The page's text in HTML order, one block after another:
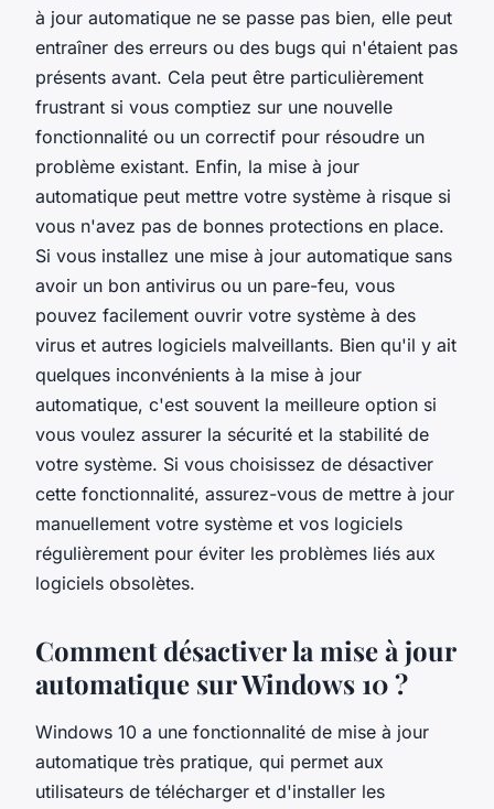
à jour automatique ne se passe pas bien, elle peut
entraîner des erreurs ou des bugs qui n'étaient pas
présents avant. Cela peut être particulièrement
frustrant si vous comptiez sur une nouvelle
fonctionnalité ou un correctif pour résoudre un
problème existant. Enfin, la mise à jour
automatique peut mettre votre système à risque si
vous n'avez pas de bonnes protections en place.
Si vous installez une mise à jour automatique sans
avoir un bon antivirus ou un pare-feu, vous
pouvez facilement ouvrir votre système à des
virus et autres logiciels malveillants. Bien qu'il y ait
quelques inconvénients à la mise à jour
automatique, c'est souvent la meilleure option si
vous voulez assurer la sécurité et la stabilité de
votre système. Si vous choisissez de désactiver
cette fonctionnalité, assurez-vous de mettre à jour
manuellement votre système et vos logiciels
régulièrement pour éviter les problèmes liés aux
logiciels obsolètes.
Comment désactiver la mise à jour
automatique sur Windows 10 ?
Windows 10 a une fonctionnalité de mise à jour
automatique très pratique, qui permet aux
utilisateurs de télécharger et d'installer les